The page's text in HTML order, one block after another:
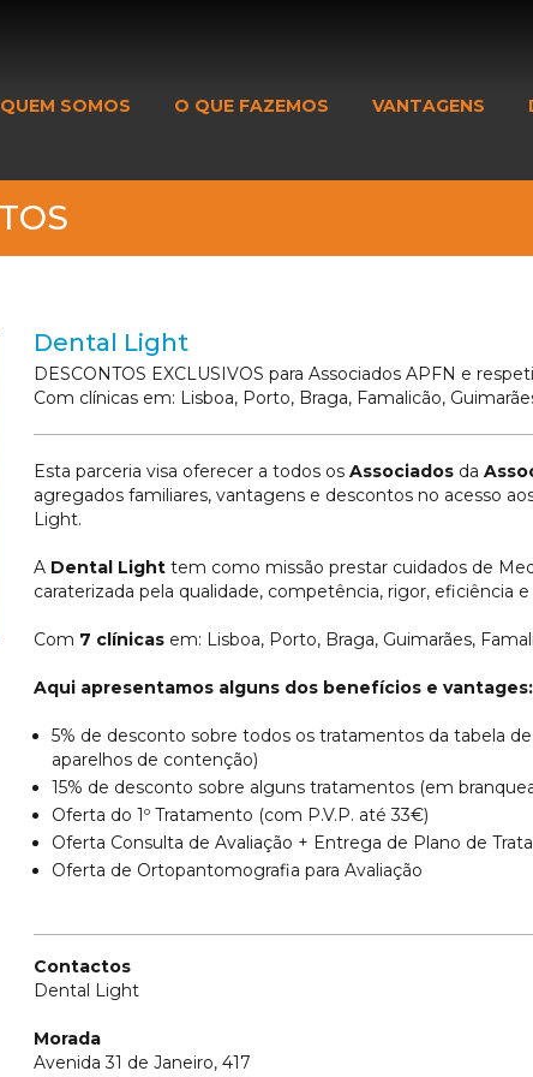
QUEM SOMOS O QUE FAZEMOS VANTAGENS
Dental Light
DESCONTOS EXCLUSIVOS para Associados APFN e
Com clínicas em: Lisboa, Porto, Braga, Famalicão,
Esta parceria visa oferecer a todos os Associados da
agregados familiares, vantagens e descontos no acesso
Light.
A Dental Light tem como missão prestar cuidados de
caraterizada pela qualidade, competência, rigor, eficiência
Com 7 clínicas em: Lisboa, Porto, Braga, Guimarães,
Aqui apresentamos alguns dos benefícios e vantages:
5% de desconto sobre todos os tratamentos da tabela
aparelhos de contenção)
15% de desconto sobre alguns tratamentos (em
Oferta do 1º Tratamento (com P.V.P. até 33€)
Oferta Consulta de Avaliação + Entrega de Plano de
Oferta de Ortopantomografia para Avaliação
Contactos
Dental Light
Morada
Avenida 31 de Janeiro, 417